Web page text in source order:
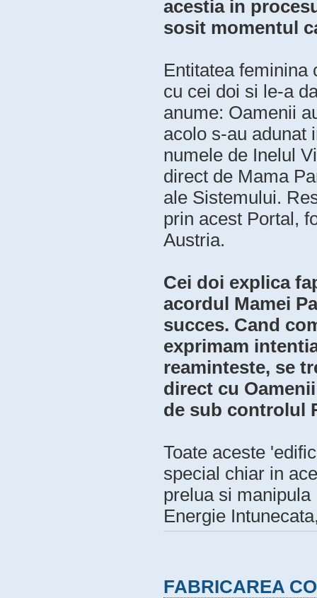
acestia in
sosit momentul
Entitatea feminina
cu cei doi si le-a
anume: Oamenii
acolo s-au adunat
numele de Inelul
direct de Mama
ale Sistemului.
prin acest Portal,
Austria.
Cei doi explica
acordul Mamei
succes. Cand
exprimam
reaminteste, se
direct cu
de sub controlul
Toate aceste
special chiar in
prelua si
Energie
FABRICAREA